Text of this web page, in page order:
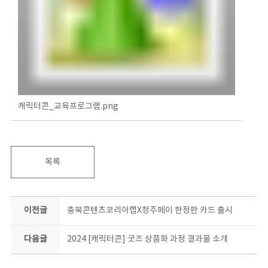
캐릭터콘_교육프로그램.png
목록
이전글 충북콘텐츠코리아랩X청주페이 한정판 카드 출시
다음글 2024 [캐릭터콘] 굿즈 상품화 과정 결과물 소개